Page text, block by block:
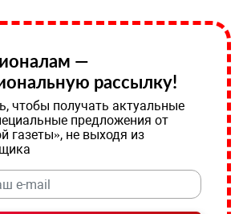
—
рассылку!
чтобы получать актуальные
предложения от
газеты», не выходя из